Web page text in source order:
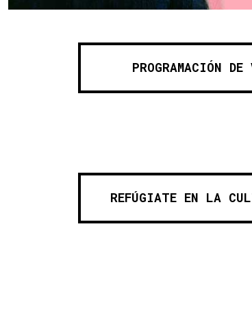
Destacados
PROGRAMACIÓN
REFÚGIATE EN LA